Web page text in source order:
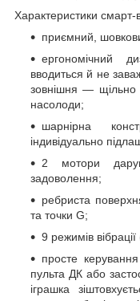
Характеристики
приємний,
ергономічний
вводиться й не
зовнішня — щільно
насолоди;
шарнірна
індивідуально
2 мотори
задоволення;
ребриста
та точки G;
9 режимів
просте
пульта ДК або
іграшка